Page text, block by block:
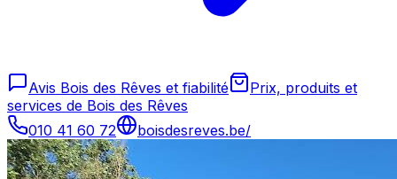
Avis Bois des Rêves et fiabilité
Prix, produits et
services de Bois des Rêves
010 41 60 72
boisdesreves.be/